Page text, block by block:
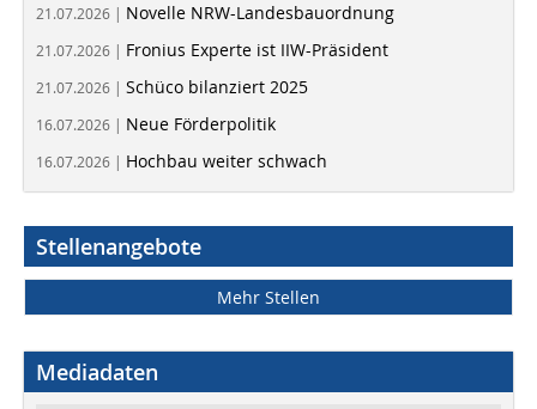
21.07.2026 | Novelle NRW-Landesbauordnung
21.07.2026 | Fronius Experte ist IIW-Präsident
21.07.2026 | Schüco bilanziert 2025
16.07.2026 | Neue Förderpolitik
16.07.2026 | Hochbau weiter schwach
Stellenangebote
Mehr Stellen
Mediadaten